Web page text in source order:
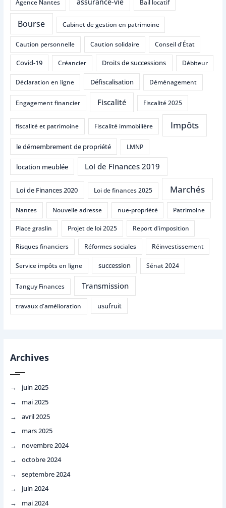
Agence Nantes Bail locatif
Bourse Cabinet de gestion en patrimoine
Caution personnelle Caution solidaire Conseil d'État
Covid-19 Créancier Droits de successions Débiteur
Déclaration en ligne Défiscalisation Déménagement
Engagement financier Fiscalité Fiscalité 2025
fiscalité et patrimoine Fiscalité immobilière Impôts
le démembrement de propriété LMNP
location meublée Loi de Finances 2019
Loi de Finances 2020 Loi de finances 2025 Marchés
Nantes Nouvelle adresse nue-propriété Patrimoine
Place graslin Projet de loi 2025 Report d'imposition
Risques financiers Réformes sociales Réinvestissement
Service impôts en ligne succession Sénat 2024
Tanguy Finances Transmission
travaux d'amélioration usufruit
Archives
juin 2025
mai 2025
avril 2025
mars 2025
novembre 2024
octobre 2024
septembre 2024
juin 2024
mai 2024